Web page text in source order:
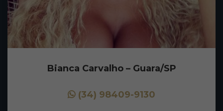
Bianca Carvalho – Guara/SP
(34) 98409-9130